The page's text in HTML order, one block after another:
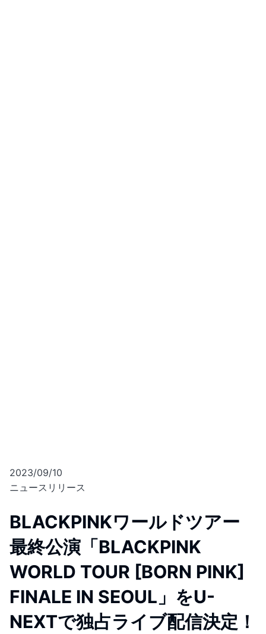
2023/09/10
ニュースリリース
BLACKPINKワールドツアー
最終公演「BLACKPINK
WORLD TOUR [BORN PINK]
FINALE IN SEOUL」をU-
NEXTで独占ライブ配信決定！